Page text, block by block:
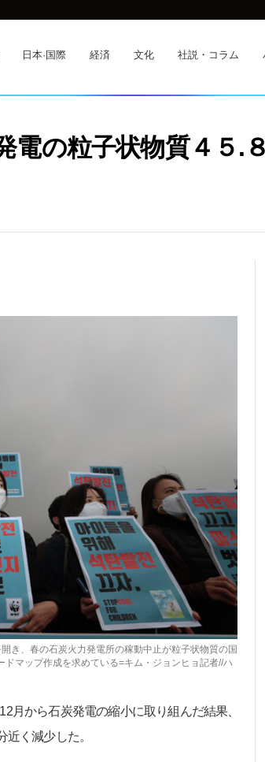
日本·国際 経済 文化 社説・コラム
電の粒子状物質４５.
き、春の石炭火力発電所の稼動中止が粒子状物質の国
マップ作成を求めている=キム・ジョンヒョ記者//ハ
月から石炭発電の縮小に取り組んだ結果、
く減少した。